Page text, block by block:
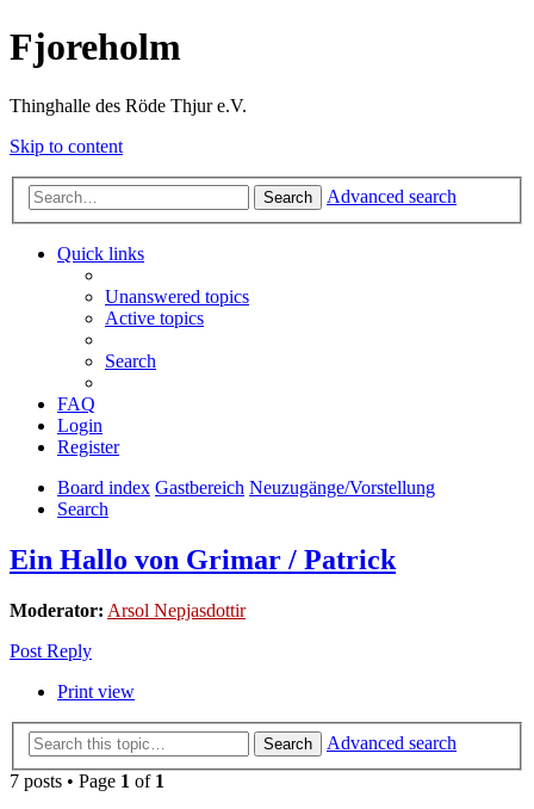
Fjoreholm
Thinghalle des Röde Thjur e.V.
Skip to content
Search Advanced search
Quick links
Unanswered topics
Active topics
Search
FAQ
Login
Register
Board index Gastbereich Neuzugänge/Vorstellung
Search
Ein Hallo von Grimar / Patrick
Moderator: Arsol Nepjasdottir
Post Reply
Print view
Search
Advanced search
7 posts • Page 1 of 1